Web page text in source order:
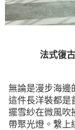
法式復
無論是漫步海邊
這件長洋裝都是
擺雪紗在微風吹
帶聚光燈。繫上